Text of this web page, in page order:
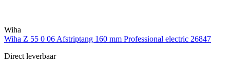
Wiha
Wiha Z 55 0 06 Afstriptang 160 mm Professional electric 26847
Direct leverbaar